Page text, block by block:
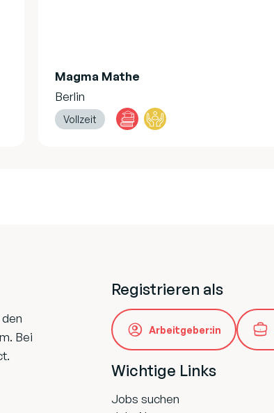
Magma Mathe
Berlin
Vollzeit
Bei
Registrieren als
Arbeitgeber:in
Wichtige Links
Jobs suchen